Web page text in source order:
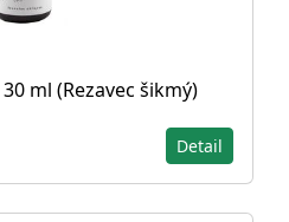
ml (Rezavec šikmý)
Detail